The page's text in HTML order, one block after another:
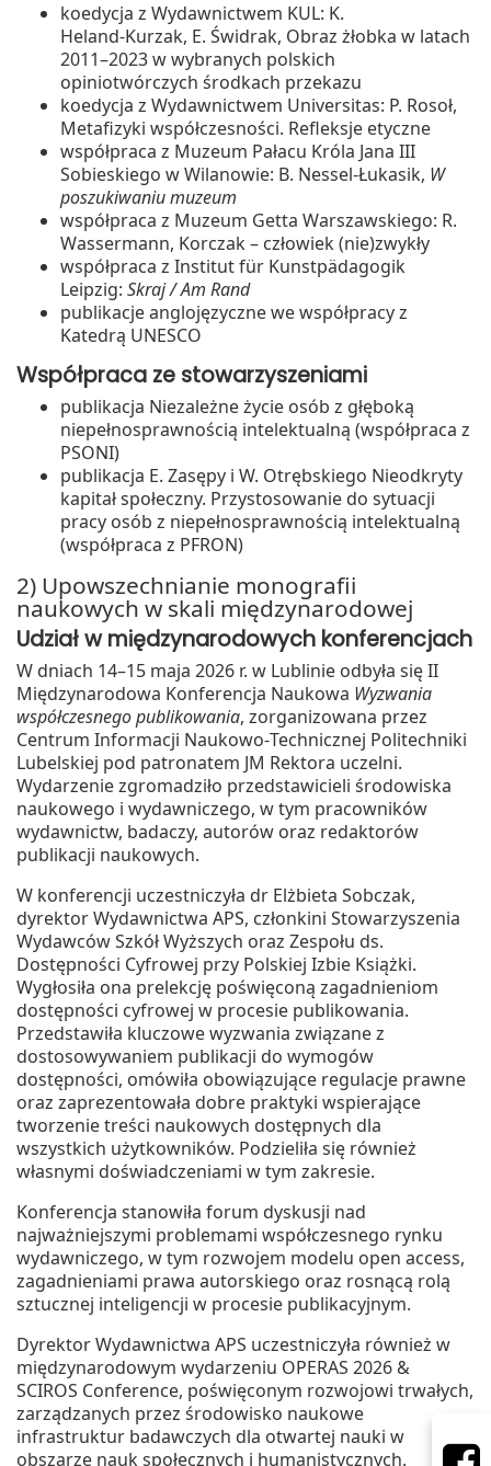
koedycja z Wydawnictwem KUL: K.
Heland‑Kurzak, E. Świdrak, Obraz żłobka w latach
2011–2023 w wybranych polskich
opiniotwórczych środkach przekazu
koedycja z Wydawnictwem Universitas: P. Rosoł,
Metafizyki współczesności. Refleksje etyczne
współpraca z Muzeum Pałacu Króla Jana III
Sobieskiego w Wilanowie: B. Nessel‑Łukasik, W
poszukiwaniu muzeum
współpraca z Muzeum Getta Warszawskiego: R.
Wassermann, Korczak – człowiek (nie)zwykły
współpraca z Institut für Kunstpädagogik
Leipzig: Skraj / Am Rand
publikacje anglojęzyczne we współpracy z
Katedrą UNESCO
Współpraca ze stowarzyszeniami
publikacja Niezależne życie osób z głęboką
niepełnosprawnością intelektualną (współpraca z
PSONI)
publikacja E. Zasępy i W. Otrębskiego Nieodkryty
kapitał społeczny. Przystosowanie do sytuacji
pracy osób z niepełnosprawnością intelektualną
(współpraca z PFRON)
2) Upowszechnianie monografii
naukowych w skali międzynarodowej
Udział w międzynarodowych konferencjach
W dniach 14–15 maja 2026 r. w Lublinie odbyła się II
Międzynarodowa Konferencja Naukowa Wyzwania
współczesnego publikowania, zorganizowana przez
Centrum Informacji Naukowo‑Technicznej Politechniki
Lubelskiej pod patronatem JM Rektora uczelni.
Wydarzenie zgromadziło przedstawicieli środowiska
naukowego i wydawniczego, w tym pracowników
wydawnictw, badaczy, autorów oraz redaktorów
publikacji naukowych.
W konferencji uczestniczyła dr Elżbieta Sobczak,
dyrektor Wydawnictwa APS, członkini Stowarzyszenia
Wydawców Szkół Wyższych oraz Zespołu ds.
Dostępności Cyfrowej przy Polskiej Izbie Książki.
Wygłosiła ona prelekcję poświęconą zagadnieniom
dostępności cyfrowej w procesie publikowania.
Przedstawiła kluczowe wyzwania związane z
dostosowywaniem publikacji do wymogów
dostępności, omówiła obowiązujące regulacje prawne
oraz zaprezentowała dobre praktyki wspierające
tworzenie treści naukowych dostępnych dla
wszystkich użytkowników. Podzieliła się również
własnymi doświadczeniami w tym zakresie.
Konferencja stanowiła forum dyskusji nad
najważniejszymi problemami współczesnego rynku
wydawniczego, w tym rozwojem modelu open access,
zagadnieniami prawa autorskiego oraz rosnącą rolą
sztucznej inteligencji w procesie publikacyjnym.
Dyrektor Wydawnictwa APS uczestniczyła również w
międzynarodowym wydarzeniu OPERAS 2026 &
SCIROS Conference, poświęconym rozwojowi trwałych,
zarządzanych przez środowisko naukowe
infrastruktur badawczych dla otwartej nauki w
obszarze nauk społecznych i humanistycznych.